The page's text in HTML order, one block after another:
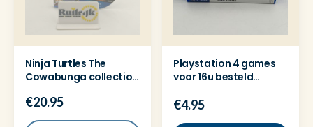
Ninja Turtles The
Cowabunga collection
€20.95
Playstation 4 games
voor 16u besteld
verzonden
€4.95